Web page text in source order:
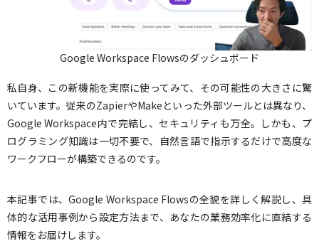
Google Workspace Flowsのダッシュボード
私自身、この新機能を実際に使ってみて、その可能性の大きさに驚
いています。従来のZapierやMakeといった外部ツールとは異なり、
Google Workspace内で完結し、セキュリティも万全。しかも、プ
ログラミング知識は一切不要で、自然言語で指示するだけで高度な
ワークフローが構築できるのです。
本記事では、Google Workspace Flowsの全貌を詳しく解説し、具
体的な活用事例から設定方法まで、あなたの業務効率化に直結する
情報をお届けします。